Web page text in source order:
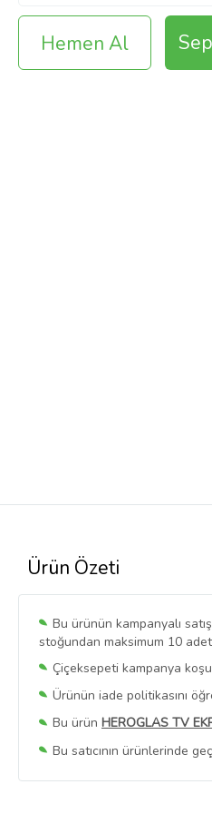
Hemen Al
Ürün Özeti
Bu ürünün kampanyalı
stoğundan maksimum 10
Çiçeksepeti kampanya
Ürünün iade politikasını
Bu ürün HEROGLAS TV
Bu satıcının ürünlerinde
Bu SatıcınınTüm